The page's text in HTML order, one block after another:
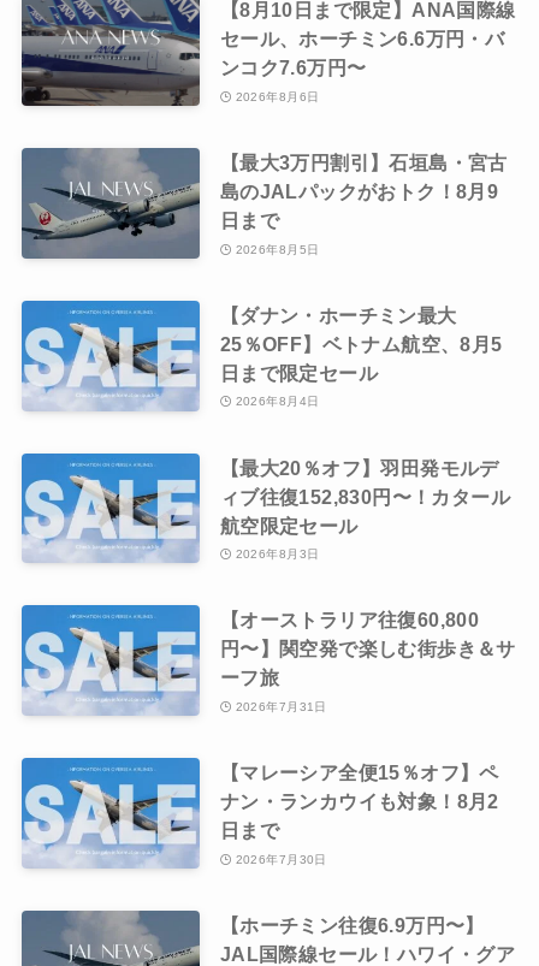
【8月10日まで限定】ANA国際線
セール、ホーチミン6.6万円・バ
ンコク7.6万円〜
2026年8月6日
【最大3万円割引】石垣島・宮古
島のJALパックがおトク！8月9
日まで
2026年8月5日
【ダナン・ホーチミン最大
25％OFF】ベトナム航空、8月5
日まで限定セール
2026年8月4日
【最大20％オフ】羽田発モルデ
ィブ往復152,830円〜！カタール
航空限定セール
2026年8月3日
【オーストラリア往復60,800
円〜】関空発で楽しむ街歩き＆サ
ーフ旅
2026年7月31日
【マレーシア全便15％オフ】ペ
ナン・ランカウイも対象！8月2
日まで
2026年7月30日
【ホーチミン往復6.9万円〜】
JAL国際線セール！ハワイ・グア